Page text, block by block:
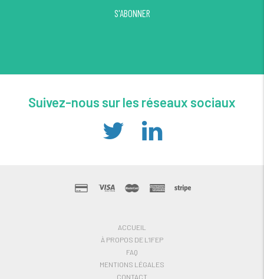
S'ABONNER
Suivez-nous sur les réseaux sociaux
ACCUEIL
À PROPOS DE L’IFEP
FAQ
MENTIONS LÉGALES
CONTACT